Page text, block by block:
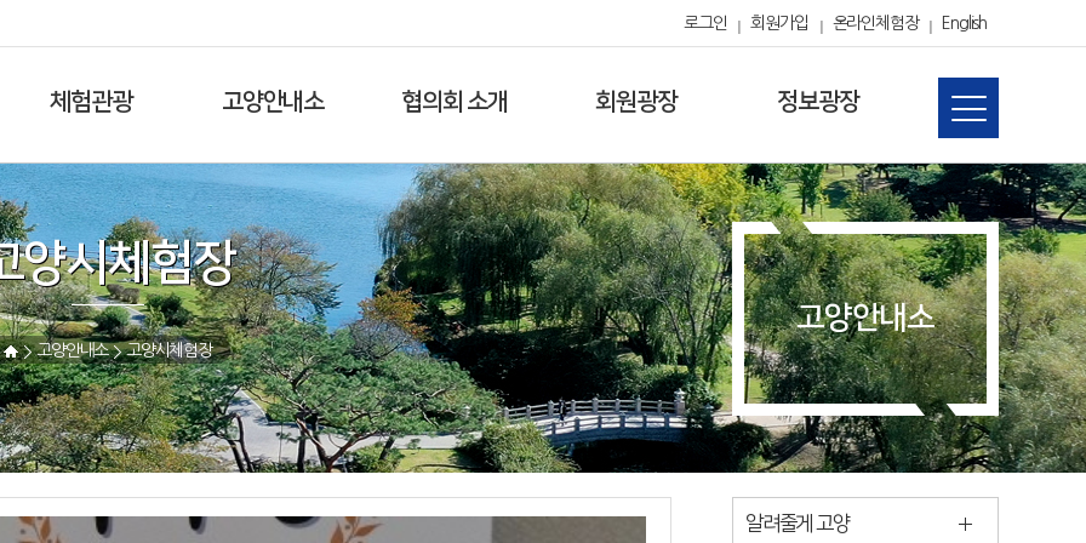
로그인 회원가입 온라인체험장 English
체험관광 고양안내소 협의회 소개 회원광장 정보광장
양시체험장
고양안내소 고양시체험장
고양안내소
알려줄게 고양